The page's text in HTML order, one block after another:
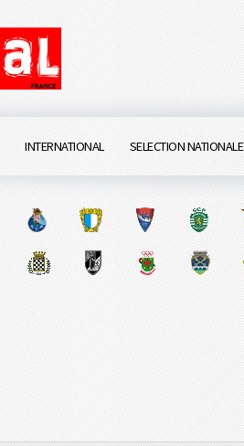
INTERNATIONAL SELECTION NATIONALE